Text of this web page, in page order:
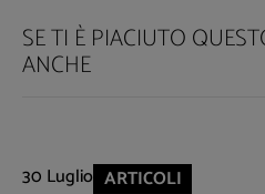
SE TI È PIACIUTO
ANCHE
30 Luglio ARTICOLI